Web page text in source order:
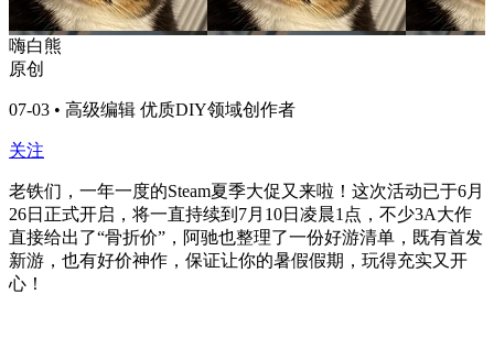
嗨白熊
原创
07-03 • 高级编辑 优质DIY领域创作者
关注
老铁们，一年一度的Steam夏季大促又来啦！这次活动已于6月
26日正式开启，将一直持续到7月10日凌晨1点，不少3A大作
直接给出了“骨折价”，阿驰也整理了一份好游清单，既有首发
新游，也有好价神作，保证让你的暑假假期，玩得充实又开
心！